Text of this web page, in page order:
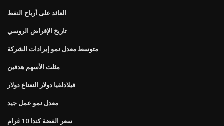
العائد على أرباح النفط
تاريخ الإقراض الروسي
متوسط ​​معدل نمو إيرادات الشركة
مثلث الأسهم هدفين
فيلادلفيا دولار النعناع دولار
معدل نمو عمل جيد
سعر الفضة كندا 10 غرام